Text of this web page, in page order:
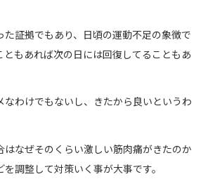
た証拠でもあり、日頃の運動不足の象徴で
ともあれば次の日には回復してることもあ
なわけでもないし、きたから良いというわ
はなぜそのくらい激しい筋肉痛がきたのか
調整して対策いく事が大事です。